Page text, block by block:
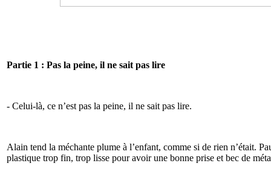
Partie 1 : Pas la peine, il ne sait pas lire
- Celui-là, ce n’est pas la peine, il ne sait pas lire.
Alain tend la méchante plume à l’enfant, comme si de rien n’était.
plastique trop fin, trop lisse pour avoir une bonne prise et bec de